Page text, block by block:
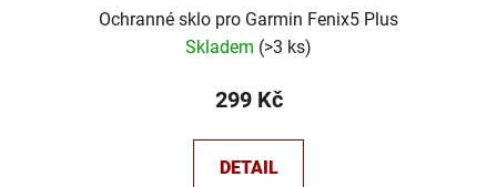
Ochranné sklo pro Garmin Fenix5 Plus
Skladem (>3 ks)
299 Kč
DETAIL